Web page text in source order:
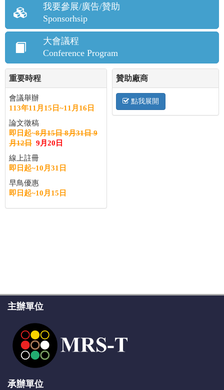
我要參展/廣告/贊助
Sponsorhsip
大會議程
Conference Program
重要時程
會議舉辦
113年11月15日~11月16日
論文徵稿
即日起~8月15日8月31日 9
月12日 9月20日
線上註冊
即日起~10月31日
早鳥優惠
即日起~10月15日
贊助廠商
點我展開
主辦單位
承辦單位